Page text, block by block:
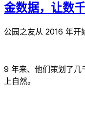
金数据，让数
公园之友从 2016 年开
9 年来、他们策划了几
上自然。